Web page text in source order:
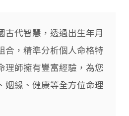
古代智慧，透過出生年月
合，精準分析個人命格特
理師擁有豐富經驗，為您
姻緣、健康等全方位命理